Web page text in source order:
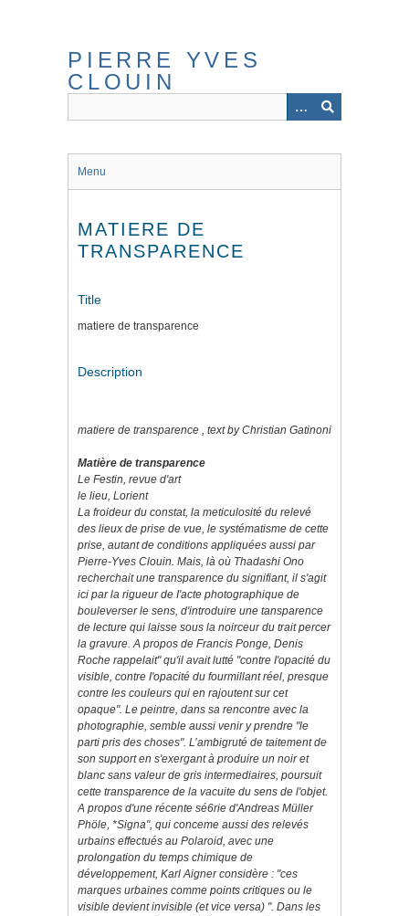
content
PIERRE YVES
CLOUIN
Menu
MATIERE DE
TRANSPARENCE
Title
matiere de transparence
Description
matiere de transparence , text by Christian Gatinoni
Matière de transparence
Le Festin, revue d'art
le lieu, Lorient
La froideur du constat, la meticulosité du relevé
des lieux de prise de vue, le systématisme de cette
prise, autant de conditions appliquées aussi par
Pierre-Yves Clouin. Mais, là où Thadashi Ono
recherchait une transparence du signifiant, il s'agit
ici par la rigueur de I'acte photographique de
bouleverser le sens, d'introduire une tansparence
de lecture qui laisse sous la noirceur du trait percer
la gravure. A propos de Francis Ponge, Denis
Roche rappelait" qu'il avait lutté "contre I'opacité du
visible, contre I'opacité du fourmillant réel, presque
contre les couleurs qui en rajoutent sur cet
opaque". Le peintre, dans sa rencontre avec la
photographie, semble aussi venir y prendre "le
parti pris des choses". L’ambigruté de taitement de
son support en s'exergant à produire un noir et
blanc sans valeur de gris intermediaires, poursuit
cette transparence de la vacuite du sens de l'objet.
A propos d'une récente sé6rie d'Andreas Müller
Phöle, *Signa", qui conceme aussi des relevés
urbains effectués au Polaroid, avec une
prolongation du temps chimique de
développement, Karl Aigner considère : "ces
marques urbaines comme points critiques ou le
visible devient invisible (et vice versa) ". Dans les